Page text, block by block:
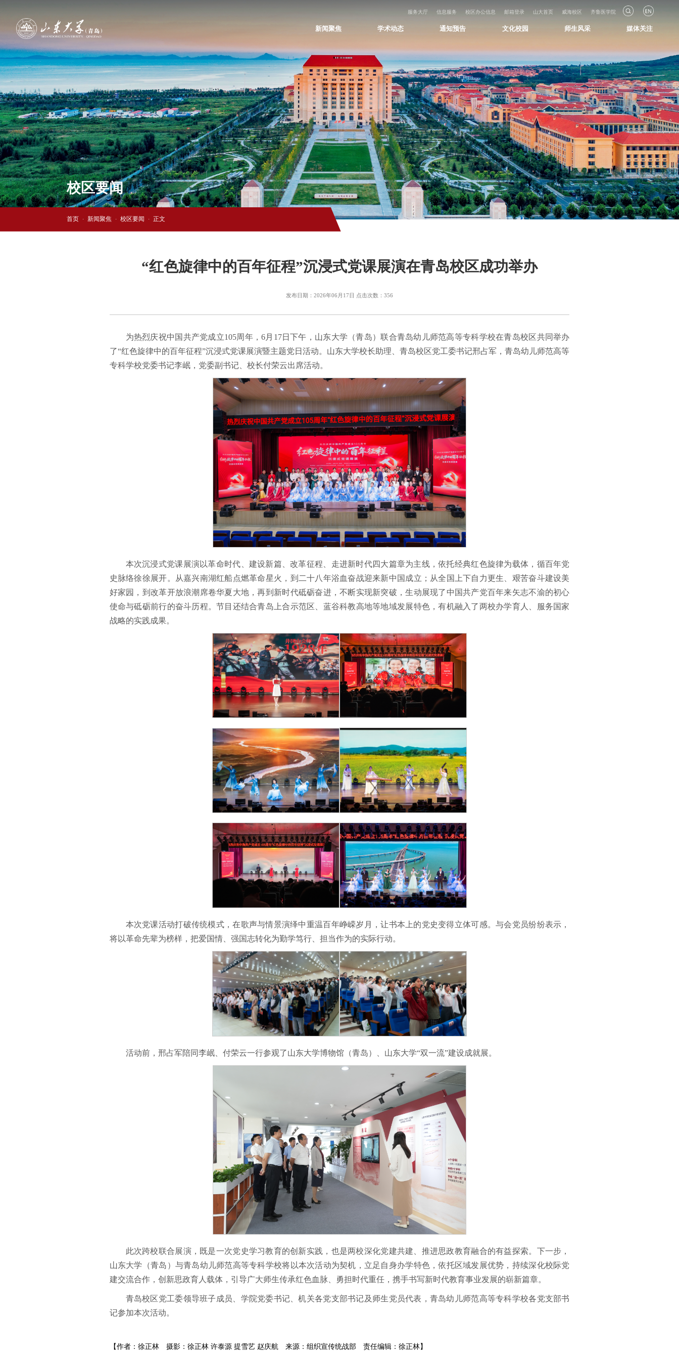
服务大厅 信息服务 校区办公信息 邮箱登录 山大首页 威海校区 齐鲁医学院
新闻聚焦 学术动态 通知预告 文化校园 师生风采 媒体关注
校区要闻
首页 · 新闻聚焦 · 校区要闻 · 正文
“红色旋律中的百年征程”沉浸式党课展演在青岛校区成功举办
发布日期：2026年06月17日 点击次数： 356
为热烈庆祝中国共产党成立105周年，6月17日下午，山东大学（青岛）联合青岛幼儿师范高等专科学校在青岛校区共同举办
了“红色旋律中的百年征程”沉浸式党课展演暨主题党日活动。山东大学校长助理、青岛校区党工委书记邢占军，青岛幼儿师范高等
专科学校党委书记李岷，党委副书记、校长付荣云出席活动。
本次沉浸式党课展演以革命时代、建设新篇、改革征程、走进新时代四大篇章为主线，依托经典红色旋律为载体，循百年党
史脉络徐徐展开。从嘉兴南湖红船点燃革命星火，到二十八年浴血奋战迎来新中国成立；从全国上下自力更生、艰苦奋斗建设美
好家园，到改革开放浪潮席卷华夏大地，再到新时代砥砺奋进，不断实现新突破，生动展现了中国共产党百年来矢志不渝的初心
使命与砥砺前行的奋斗历程。节目还结合青岛上合示范区、蓝谷科教高地等地域发展特色，有机融入了两校办学育人、服务国家
战略的实践成果。
本次党课活动打破传统模式，在歌声与情景演绎中重温百年峥嵘岁月，让书本上的党史变得立体可感。与会党员纷纷表示，
将以革命先辈为榜样，把爱国情、强国志转化为勤学笃行、担当作为的实际行动。
活动前，邢占军陪同李岷、付荣云一行参观了山东大学博物馆（青岛）、山东大学“双一流”建设成就展。
此次跨校联合展演，既是一次党史学习教育的创新实践，也是两校深化党建共建、推进思政教育融合的有益探索。下一步，
山东大学（青岛）与青岛幼儿师范高等专科学校将以本次活动为契机，立足自身办学特色，依托区域发展优势，持续深化校际党
建交流合作，创新思政育人载体，引导广大师生传承红色血脉、勇担时代重任，携手书写新时代教育事业发展的崭新篇章。
青岛校区党工委领导班子成员、学院党委书记、机关各党支部书记及师生党员代表，青岛幼儿师范高等专科学校各党支部书
记参加本次活动。
【作者：徐正林 摄影：徐正林 许泰源 提雪艺 赵庆航 来源：组织宣传统战部 责任编辑：徐正林】